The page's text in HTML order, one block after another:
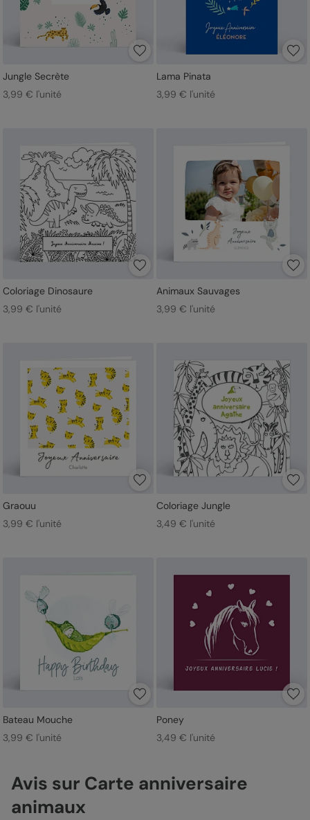
Jungle Secrète
3,99 € l'unité
Lama Pinata
3,99 € l'unité
Coloriage Dinosaure
3,99 € l'unité
Animaux Sauvages
3,99 € l'unité
Graouu
3,99 € l'unité
Coloriage Jungle
3,49 € l'unité
Bateau Mouche
3,99 € l'unité
Poney
3,49 € l'unité
Avis sur Carte anniversaire
animaux